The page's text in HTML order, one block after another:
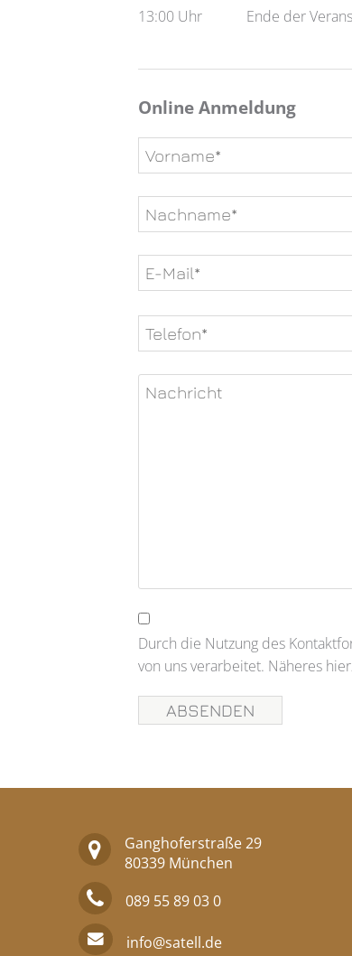
13:00 Uhr
Ende der
Online Anmeldung
lasse
dieses
Feld
leer.
Durch die Nutzung des
von uns verarbeitet. Näheres
Ganghoferstraße 29
80339 München
089 55 89 03 0
info@satell.de